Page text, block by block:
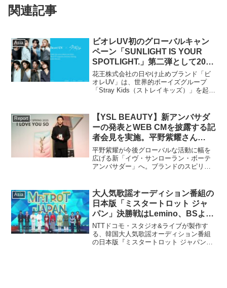
関連記事
Asia
ビオレUV初のグローバルキャン
ペーン「SUNLIGHT IS YOUR
SPOTLIGHT.」第二弾として2025
年5月10日からStray Kidsの限定
グッズが当たるキャンペーンを実
施
花王株式会社の日やけ止めブランド「ビ
オレUV」は、世界的ボーイズグループ
「Stray Kids（ストレイキッズ）」を起用
SPOTLIGHT.」（太陽こそが、あなた
の...
Report
【YSL BEAUTY】新アンバサダ
ーの発表とWEB CMを披露する記
者会見を実施。平野紫耀さん
(Number_i)が「I LOVE YOU
SO」にちなみファンへの
「LOVE」コメントを。記者会見
平野紫耀が今後グローバルな活動に幅を
広げる新「イヴ・サンローラン・ボーテ
アンバサダー」へ。ブランドのスピリッ
度、日本ロレアル株式会社（本社所在
地:...
Asia
大人気歌謡オーディション番組の
日本版「ミスタートロット ジャ
パン」決勝戦はLemino、BSよし
もと、LINE VOOMにて生配信・
放送！
NTTドコモ・スタジオ&ライブが製作す
る、韓国大人気歌謡オーディション番組
の日本版『ミスタートロット ジャパン』